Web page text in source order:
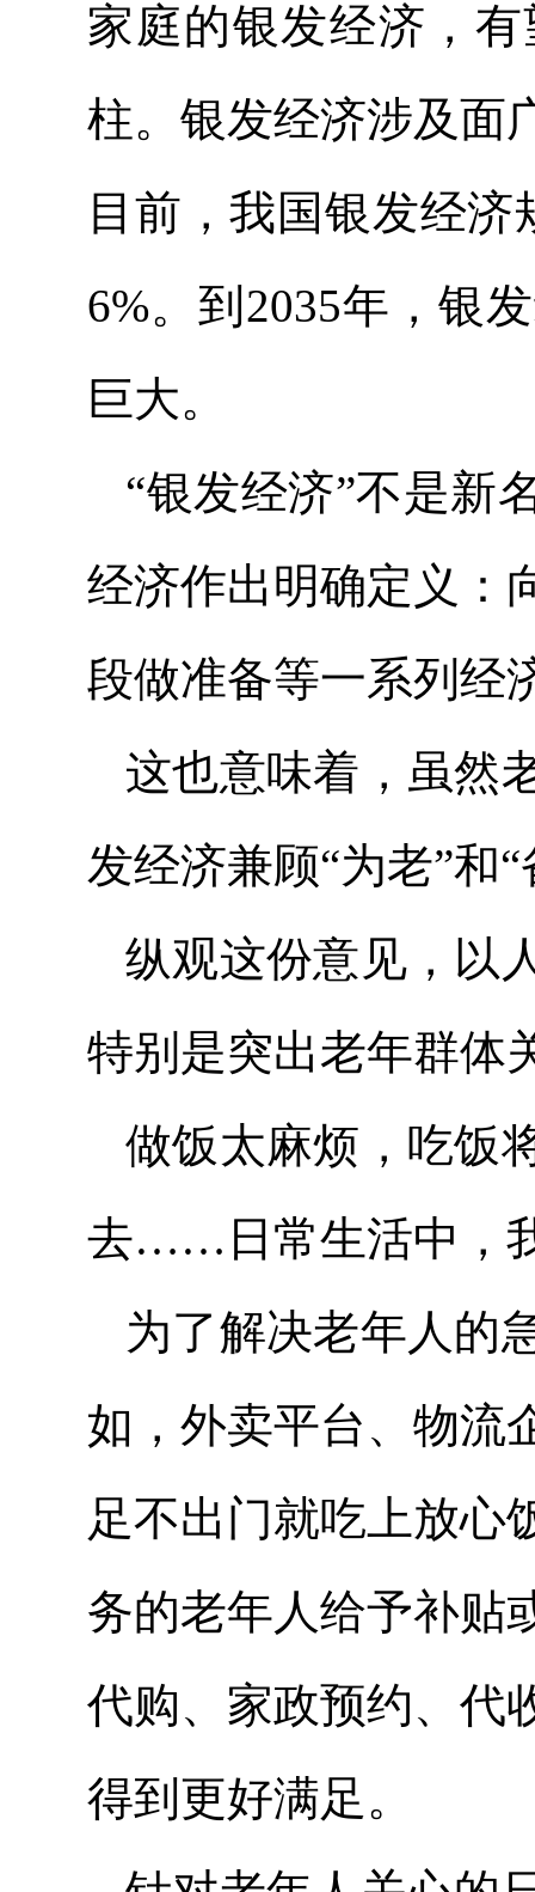
家庭的银发经济，
柱。银发经济涉及面
目前，我国银发经
6%。到2035年，银
巨大。
“银发经济”不是新
经济作出明确定义：
段做准备等一系列经
这也意味着，虽然
发经济兼顾“为老”和
纵观这份意见，以
特别是突出老年群体
做饭太麻烦，吃饭
去……日常生活中，
为了解决老年人的
如，外卖平台、物流
足不出门就吃上放心
务的老年人给予补贴
代购、家政预约、代
得到更好满足。